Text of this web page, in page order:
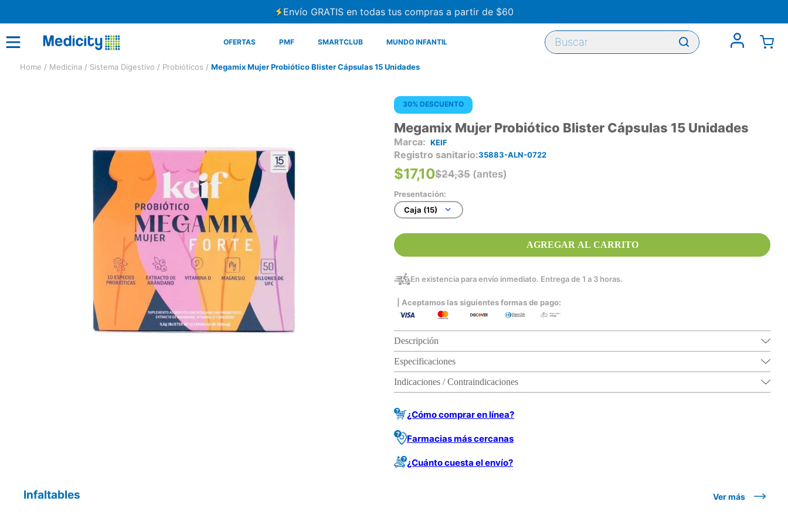
Envío GRATIS en todas tus compras a partir de $60
OFERTAS PMF SMARTCLUB MUNDO INFANTIL
Buscar
Medicina Sistema Digestivo Probióticos Megamix Mujer Probiótico Blister Cápsulas 15 Unidades
30% DESCUENTO
Megamix Mujer Probiótico Blister Cápsulas 15 Unidades
KEIF
Registro sanitario 35883-ALN-0722
$24,35 (antes)
$17,10
Presentación:
Caja (15)
AGREGAR AL CARRITO
En existencia para envío inmediato. Entrega de 1 a 3 horas.
| Aceptamos las siguientes formas de pago:
Descripción
Especificaciones
Indicaciones / Contraindicaciones
¿Cómo comprar en línea?
Farmacias más cercanas
¿Cuánto cuesta el envío?
Infaltables Ver más